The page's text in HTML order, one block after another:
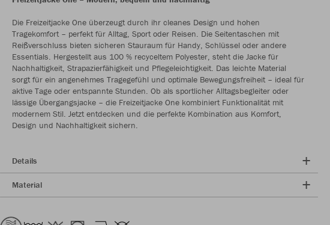
Die Freizeitjacke One überzeugt durch ihr cleanes Design und hohen
Tragekomfort – perfekt für Alltag, Sport oder Reisen. Die Seitentaschen mit
Reißverschluss bieten sicheren Stauraum für Handy, Schlüssel oder andere
Essentials. Hergestellt aus 100 % recyceltem Polyester, steht die Jacke für
Nachhaltigkeit, Strapazierfähigkeit und Pflegeleichtigkeit. Das leichte Material
sorgt für ein angenehmes Tragegefühl und optimale Bewegungsfreiheit – ideal für
aktive Tage oder entspannte Stunden. Ob als sportlicher Alltagsbegleiter oder
lässige Übergangsjacke – die Freizeitjacke One kombiniert Funktionalität mit
modernem Stil. Jetzt entdecken und die perfekte Kombination aus Komfort,
Design und Nachhaltigkeit sichern.
Details
Material